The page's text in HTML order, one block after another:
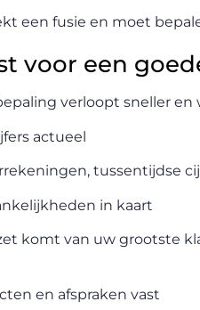
een fusie en moet
voor een
verloopt sneller
actueel
tussentijdse
in kaart
komt van uw grootste
en afspraken vast